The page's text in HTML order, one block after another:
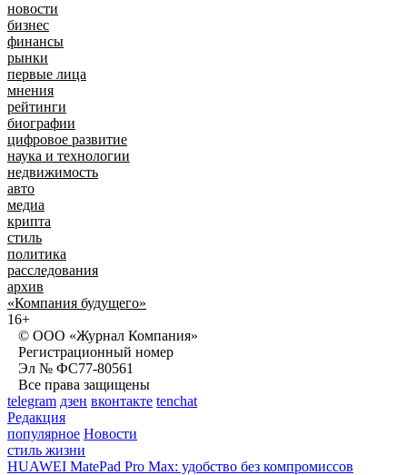
новости
бизнес
финансы
рынки
первые лица
мнения
рейтинги
биографии
цифровое развитие
наука и технологии
недвижимость
авто
медиа
крипта
стиль
политика
расследования
архив
«Компания будущего»
16+
© ООО «Журнал Компания»
Регистрационный номер
Эл № ФС77-80561
Все права защищены
telegram дзен вконтакте tenchat
Редакция
популярное Новости
стиль жизни
HUAWEI MatePad Pro Max: удобство без компромиссов